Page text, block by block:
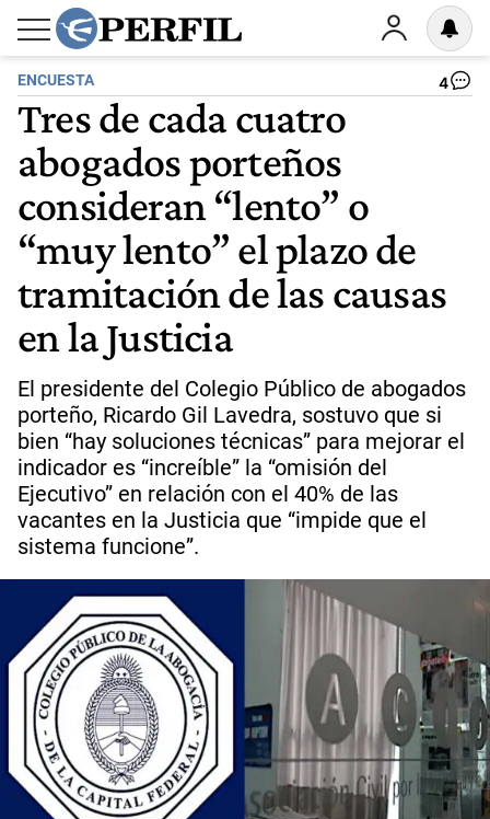
ENCUESTA 4
Tres de cada cuatro
abogados porteños
consideran “lento” o
“muy lento” el plazo de
tramitación de las causas
en la Justicia
El presidente del Colegio Público de abogados
porteño, Ricardo Gil Lavedra, sostuvo que si
bien “hay soluciones técnicas” para mejorar el
indicador es “increíble” la “omisión del
Ejecutivo” en relación con el 40% de las
vacantes en la Justicia que “impide que el
sistema funcione”.